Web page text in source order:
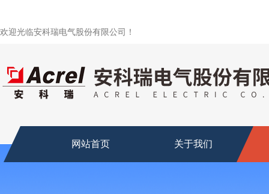
欢迎光临安科瑞电气股份有限公司！
网站首页 关于我们